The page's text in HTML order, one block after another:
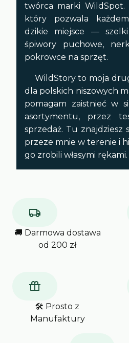
twórca marki
który pozwala
dzikie miejsce —
śpiwory puchowe,
pokrowce na sprzęt.
WildStory to moja
dla polskich niszowych
pomagam zaistnieć w
asortymentu, przez
sprzedaż. Tu znajdziesz
przeze mnie w terenie i
go zrobili własymi rękami.
🚚 Darmowa dostawa
od 200 zł
🛠️ Prosto z
Manufaktury